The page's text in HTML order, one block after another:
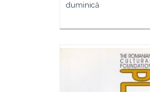
duminică